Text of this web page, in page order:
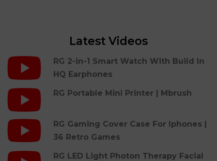
Latest Videos
RG 2-in-1 Smart Watch With Build In
HQ Earphones
RG Portable Mini Printer | Mbrush
RG Gaming Cover Case For Iphones |
36 Retro Games
RG LED Light Photon Therapy Facial